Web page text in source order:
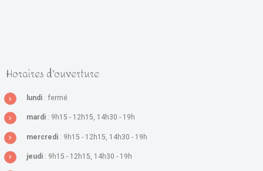
Horaires d'ouverture
lundi : fermé
mardi : 9h15 - 12h15, 14h30 - 19h
mercredi : 9h15 - 12h15, 14h30 - 19h
jeudi : 9h15 - 12h15, 14h30 - 19h